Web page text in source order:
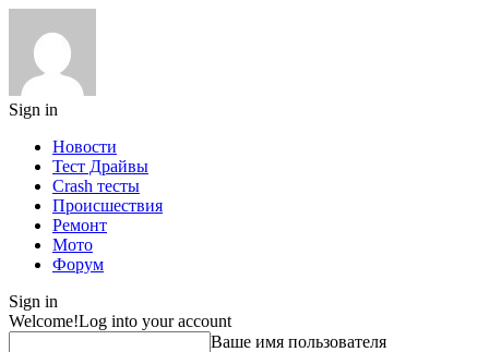
Sign in
Новости
Тест Драйвы
Crash тесты
Происшествия
Ремонт
Мото
Форум
Sign in
Welcome!Log into your account
Ваше имя пользователя